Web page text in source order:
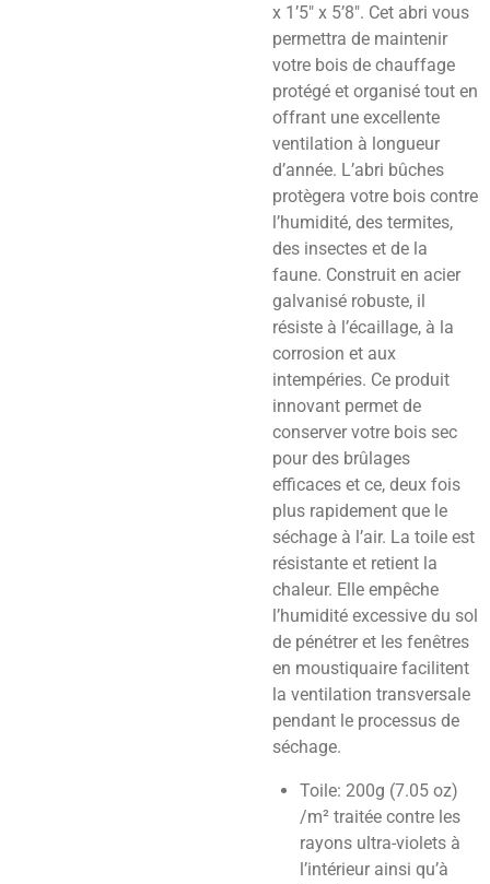
x 1’5″ x 5’8″. Cet abri vous
permettra de maintenir
votre bois de chauffage
protégé et organisé tout en
offrant une excellente
ventilation à longueur
d’année. L’abri bûches
protègera votre bois contre
l’humidité, des termites,
des insectes et de la
faune. Construit en acier
galvanisé robuste, il
résiste à l’écaillage, à la
corrosion et aux
intempéries. Ce produit
innovant permet de
conserver votre bois sec
pour des brûlages
efficaces et ce, deux fois
plus rapidement que le
séchage à l’air. La toile est
résistante et retient la
chaleur. Elle empêche
l’humidité excessive du sol
de pénétrer et les fenêtres
en moustiquaire facilitent
la ventilation transversale
pendant le processus de
séchage.
Toile: 200g (7.05 oz)
/m² traitée contre les
rayons ultra-violets à
l’intérieur ainsi qu’à